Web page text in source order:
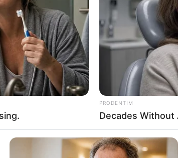
ΕΝΑ ΑΤΟΜΟ ΜΠΙ ΕΛ ΕΜΙΔΕΣ ΣΕ
ΔΕΧΤΗΚΕ ΕΠΙΘΕΣΗ ΚΡΙΘΗΚΕ ΑΘΩΟΣ ΑΠΟ ΤΟ
ΓΙΑ ΠΡΟΕΤΟΙΜΑΣΙΑ ΜΕΓΑΛΩΝ ΕΠΕΙΣΟΔΙΩΝ
ΑΝΑΦΕΡΕΙ Ο ΣΤΟΡΜ, ΟΛΑ ΑΥΤΑ ΘΑ ΓΙΝΟΥΝ
ΝΤΟΥΡΑΜ, ΤΙΣ ΑΠΟΚΑΛΥΨΕΙΣ ΓΙΑ ΤΟΝ
ΤΟΝ ΠΛΗΘΩΡΙΣΜΟ ΚΑΙ ΓΙΑ ΤΑ ΣΥΝΟΡΑ. Η
ΣΤΑ ΓΕΓΟΝΟΤΑ ΑΥΤΑ.
PRODENTIM
Decades Without